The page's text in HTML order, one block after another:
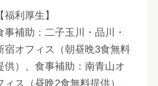
【福利厚生】
事補助：二子玉川・品川・
宿オフィス（朝昼晩3食無料
供）、食事補助：南青山オ
ィス（昼晩2食無料提供）、